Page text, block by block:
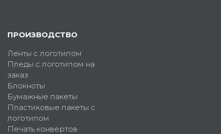
ПРОИЗВОДСТВО
Ленты с логотипом
Пледы с логотипом на
заказ
Блокноты
Бумажные пакеты
Пластиковые пакеты с
логотипом
Печать конвертов